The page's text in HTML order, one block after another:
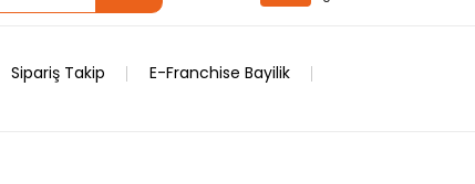
Sipariş Takip E-Franchise Bayilik